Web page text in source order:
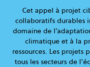
Cet appel à projet
collaboratifs durables
domaine de
climatique et à la
ressources. Les projets
tous les secteurs de